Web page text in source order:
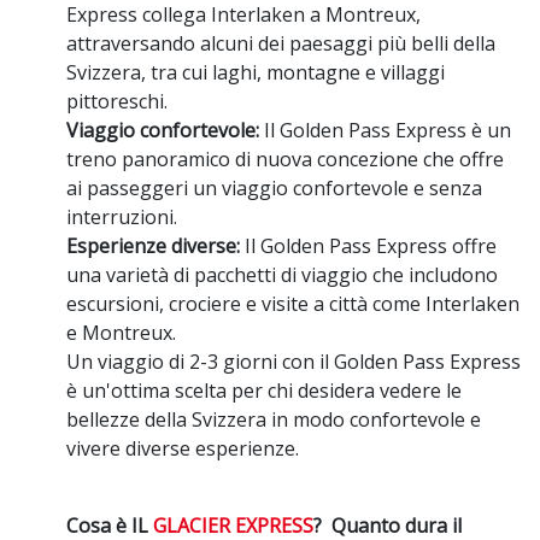
Express collega Interlaken a Montreux,
attraversando alcuni dei paesaggi più belli della
Svizzera, tra cui laghi, montagne e villaggi
pittoreschi.
Viaggio confortevole: Il Golden Pass Express è un
treno panoramico di nuova concezione che offre
ai passeggeri un viaggio confortevole e senza
interruzioni.
Esperienze diverse: Il Golden Pass Express offre
una varietà di pacchetti di viaggio che includono
escursioni, crociere e visite a città come Interlaken
e Montreux.
Un viaggio di 2-3 giorni con il Golden Pass Express
è un'ottima scelta per chi desidera vedere le
bellezze della Svizzera in modo confortevole e
vivere diverse esperienze.
Cosa è ILGLACIER EXPRESS? Quanto dura il